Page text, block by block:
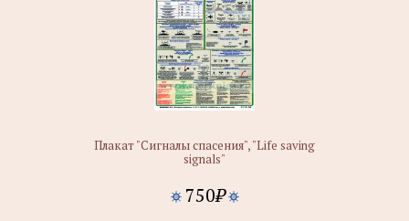
Плакат "Сигналы спасения", "Life saving
signals"
750₽